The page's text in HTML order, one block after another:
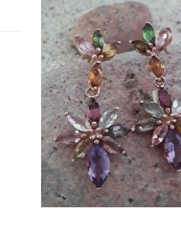
Dans mon panier
APERÇU RAPIDE